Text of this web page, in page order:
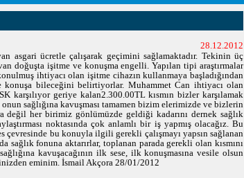
28.12.2012
asgari ücretle çalışarak geçimini sağlamaktadır. Tekinin üç
doğuşta işitme ve konuşma engelli. Yapılan tipi araştırmalar
ihtiyacı olan işitme cihazın kullanmaya başladığından
bileceğini belirtiyorlar. Muhammet Can ihtiyacı olan
karşılıyor geriye kalan2.300.00TL kısmın bizler karşılamak
sağlığına kavuşması tamamen bizim elerimizde ve bizlerin
değil her birimiz gönlümüzde geldiği kadarını dernek sağlık
noktasında çok anlamlı bir iş yapmış olacağız. Bu
çevresinde bu konuyla ilgili gerekli çalışmayı yapsın sağlanan
fonuna aktarırlar, toplanan parada gerekli olan kısmını
kavuşacağının ilk sese, ilk konuşmasına vesile olsun
eminim. İsmail Akçora 28/01/2012